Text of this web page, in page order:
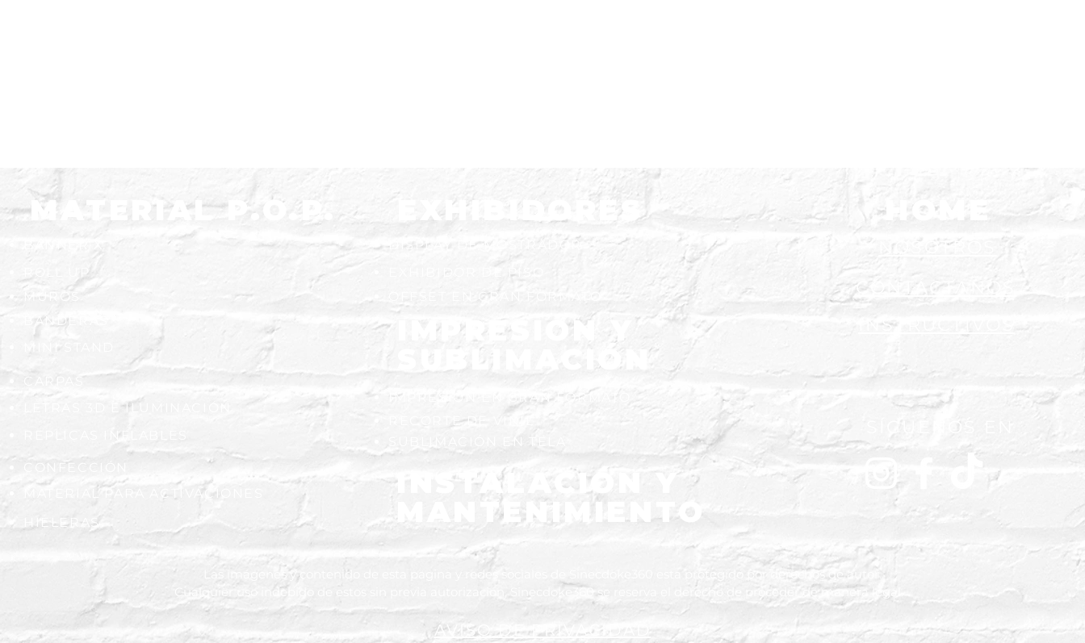
MATERIAL P.O.P.
BANNER X
ROLL UP
MUROS
BANDERAS
MINI STAND
CARPAS
LETRAS 3D E ILUMINACIÓN
REPLICAS INFLABLES
CONFECCIÓN
MATERIAL PARA ACTIVACIONES
HIELERAS
EXHIBIDORES
DISPLAY DE MOSTRADOR
EXHIBIDOR DE PISO
OFFSET EN GRAN FORMATO
IMPRESIÓN Y
SUBLIMACIÓN
IMPRESIÓN EN GRAN FORMATO
RECORTE DE VINIL
INSTALACIÓN Y
MANTENIMIENTO
HOME
NOSOTROS
CONTÁCTANOS
INSTRUCTIVOS
SÍGUENOS EN
Las imágenes y contenido de esta pagina y redes sociales de Sinecdoke360 esta protegido por derechos de autor.
Cualquier uso indebido de estos sin previa autorización, Sinecdoke360 se reserva el derecho de proceder de manera legal.
AVISO DE PRIVACIDAD